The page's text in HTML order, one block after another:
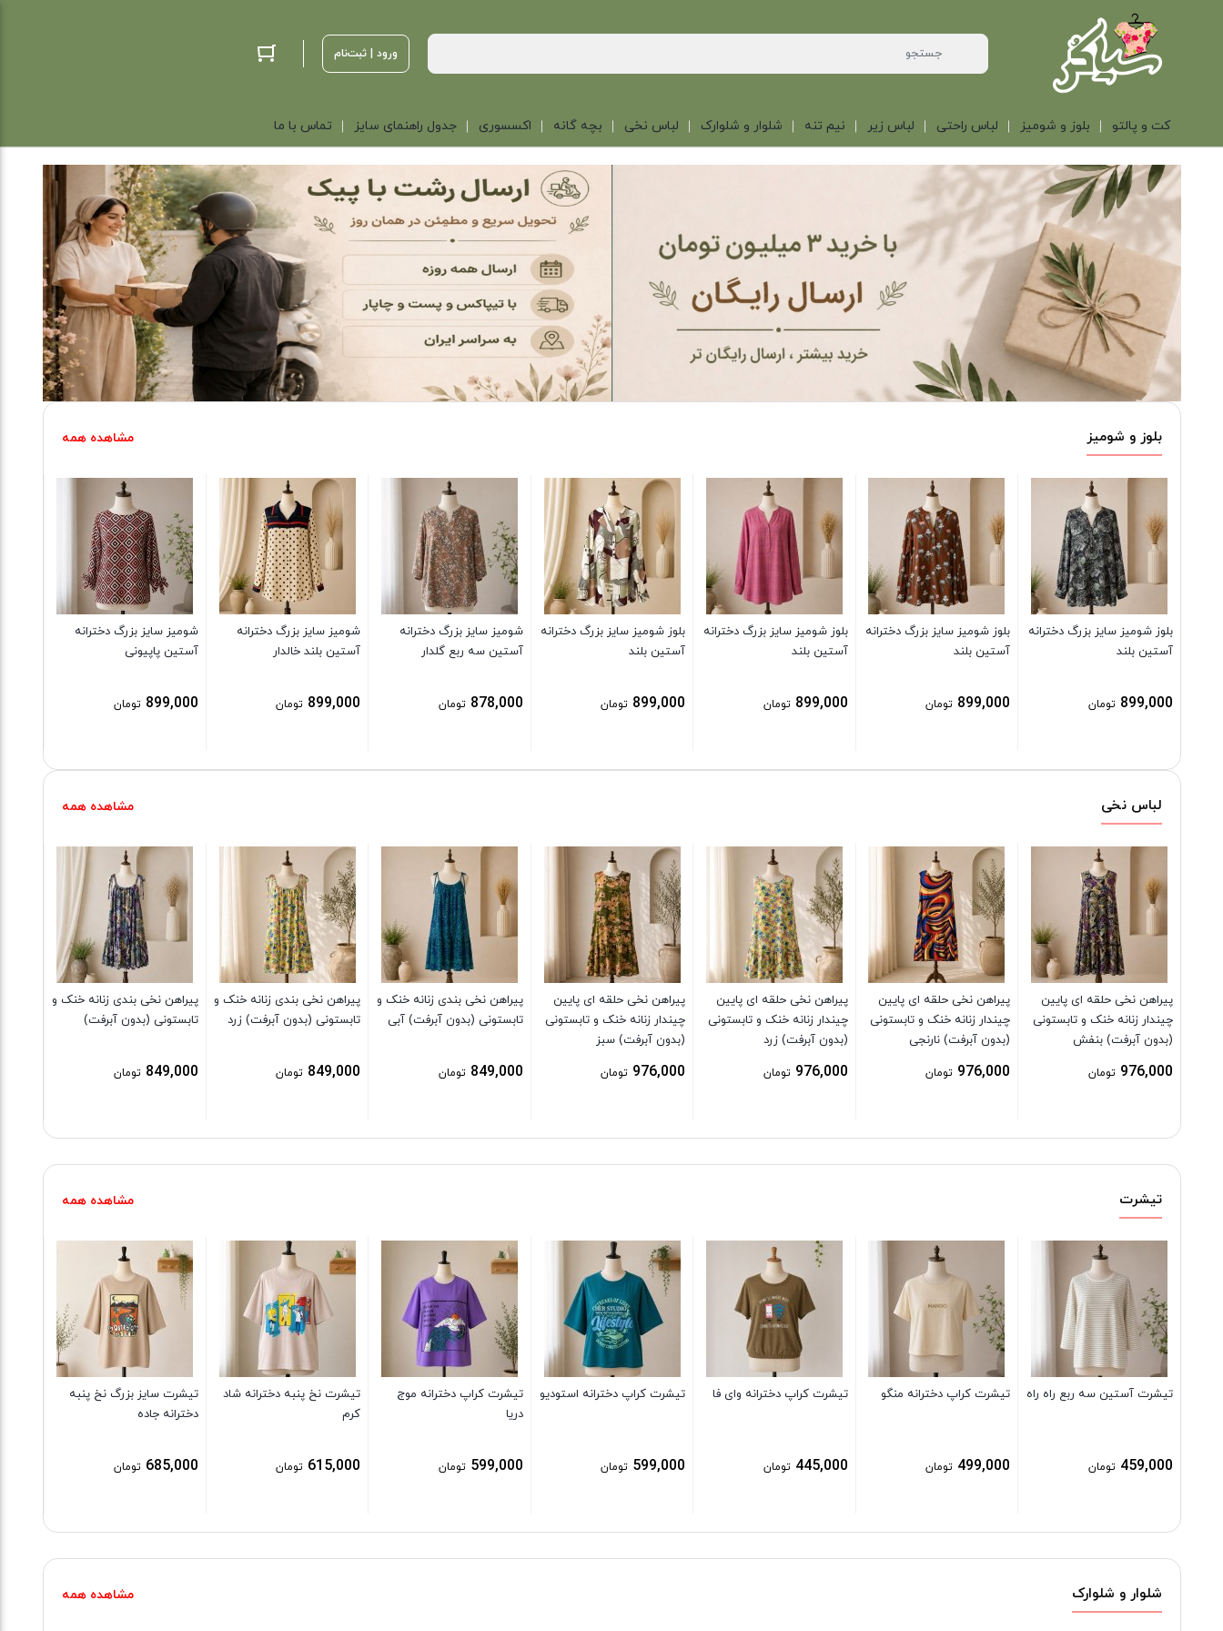
ورود | ثبت‌نام
کت و پالتو بلوز و شومیز لباس راحتی لباس زیر نیم تنه شلوار و شلوارک لباس نخی بچه گانه اکسسوری جدول راهنمای سایز تماس با ما
بلوز و شومیز مشاهده همه
بلوز شومیز سایز بزرگ دخترانه
آستین بلند
899,000 تومان
بلوز شومیز سایز بزرگ دخترانه
آستین بلند
899,000 تومان
بلوز شومیز سایز بزرگ دخترانه
آستین بلند
899,000 تومان
بلوز شومیز سایز بزرگ دخترانه
آستین بلند
899,000 تومان
شومیز سایز بزرگ دخترانه
آستین سه ربع گلدار
878,000 تومان
شومیز سایز بزرگ دخترانه
آستین بلند خالدار
899,000 تومان
شومیز سایز بزرگ دخترانه
آستین پاپیونی
899,000 تومان
لباس نخی مشاهده همه
پیراهن نخی حلقه ای پایین
چیندار زنانه خنک و تابستونی
(بدون آبرفت) بنفش
976,000 تومان
پیراهن نخی حلقه ای پایین
چیندار زنانه خنک و تابستونی
(بدون آبرفت) نارنجی
976,000 تومان
پیراهن نخی حلقه ای پایین
چیندار زنانه خنک و تابستونی
(بدون آبرفت) زرد
976,000 تومان
پیراهن نخی حلقه ای پایین
چیندار زنانه خنک و تابستونی
(بدون آبرفت) سبز
976,000 تومان
پیراهن نخی بندی زنانه خنک و
تابستونی (بدون آبرفت) آبی
849,000 تومان
پیراهن نخی بندی زنانه خنک و
تابستونی (بدون آبرفت) زرد
849,000 تومان
پیراهن نخی بندی زنانه خنک و
تابستونی (بدون آبرفت)
849,000 تومان
تیشرت مشاهده همه
تیشرت آستین سه ربع راه راه
459,000 تومان
تیشرت کراپ دخترانه منگو
499,000 تومان
تیشرت کراپ دخترانه وای فا
445,000 تومان
تیشرت کراپ دخترانه استودیو
599,000 تومان
تیشرت کراپ دخترانه موج
دریا
599,000 تومان
تیشرت نخ پنبه دخترانه شاد
کرم
615,000 تومان
تیشرت سایز بزرگ نخ پنبه
دخترانه جاده
685,000 تومان
شلوار و شلوارک مشاهده همه